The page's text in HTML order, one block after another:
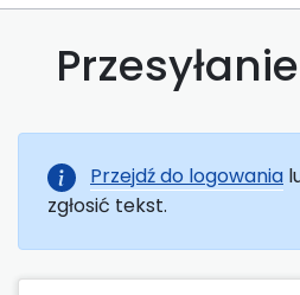
Przejdź do logowania
zgłosić tekst.